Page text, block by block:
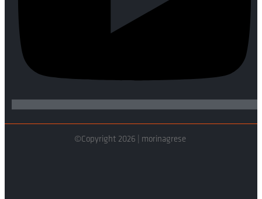
©Copyright 2026 | morinagrese